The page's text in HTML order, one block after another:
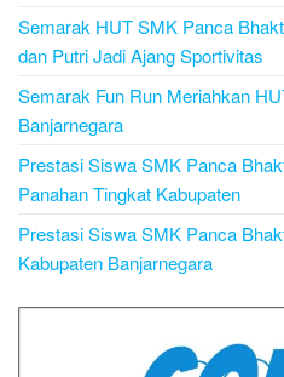
Semarak HUT SMK Panca
dan Putri Jadi Ajang Sportivitas
Semarak Fun Run Meriahkan
Banjarnegara
Prestasi Siswa SMK Panca
Panahan Tingkat Kabupaten
Prestasi Siswa SMK Panca
Kabupaten Banjarnegara